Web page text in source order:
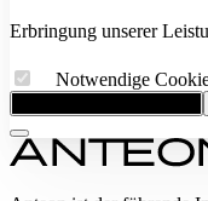
Erbringung unserer
Notwendige